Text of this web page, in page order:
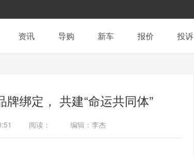
资讯 导购 新车 报价 投诉
绑定， 共建“命运共同体”
阅读： 编辑：李杰